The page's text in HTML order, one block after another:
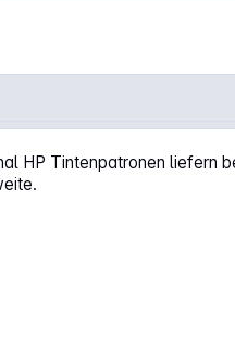
HP Tintenpatronen liefern